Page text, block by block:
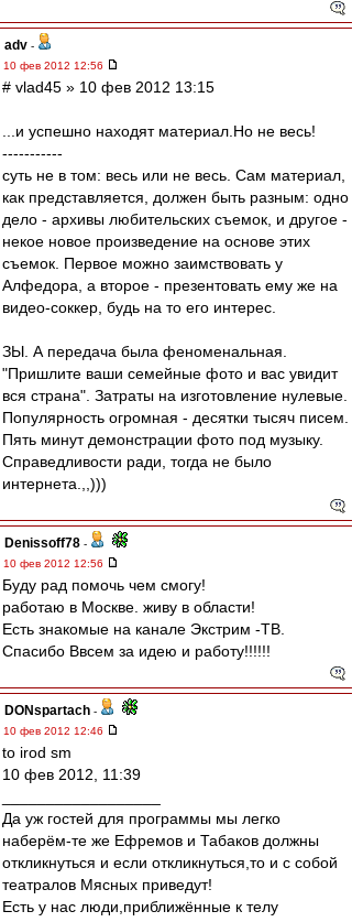
adv -
10 фев 2012 12:56
# vlad45 » 10 фев 2012 13:15
...и успешно находят материал.Но не весь!
-----------
суть не в том: весь или не весь. Сам материал,
как представляется, должен быть разным: одно
дело - архивы любительских съемок, и другое -
некое новое произведение на основе этих
съемок. Первое можно заимствовать у
Алфедора, а второе - презентовать ему же на
видео-соккер, будь на то его интерес.
ЗЫ. А передача была феноменальная.
"Пришлите ваши семейные фото и вас увидит
вся страна". Затраты на изготовление нулевые.
Популярность огромная - десятки тысяч писем.
Пять минут демонстрации фото под музыку.
Справедливости ради, тогда не было
интернета.,,)))
Denissoff78 -
10 фев 2012 12:56
Буду рад помочь чем смогу!
работаю в Москве. живу в области!
Есть знакомые на канале Экстрим -ТВ.
Спасибо Ввсем за идею и работу!!!!!!
DONspartach -
10 фев 2012 12:46
to irod sm
10 фев 2012, 11:39
Да уж гостей для программы мы легко
наберём-те же Ефремов и Табаков должны
откликнуться и если откликнуться,то и с собой
театралов Мясных приведут!
Есть у нас люди,приближённые к телу